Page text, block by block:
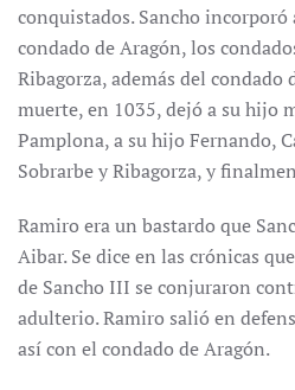
conquistados. Sancho
condado de Aragón, los
Ribagorza, además del condado
muerte, en 1035, dejó a su hijo
Pamplona, a su hijo Fernando,
Sobrarbe y Ribagorza, y
Ramiro era un bastardo que
Aibar. Se dice en las crónicas
de Sancho III se conjuraron
adulterio. Ramiro salió en
así con el condado de Aragón.